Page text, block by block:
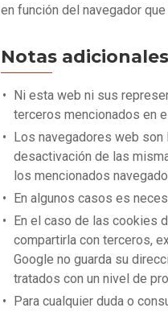
en función del navegador
Notas adicionales
Ni esta web ni sus
terceros mencionados en
Los navegadores web
desactivación de las
los mencionados
En algunos casos es
En el caso de las cookies
compartirla con terceros,
Google no guarda su
tratados con un nivel de
Para cualquier duda o